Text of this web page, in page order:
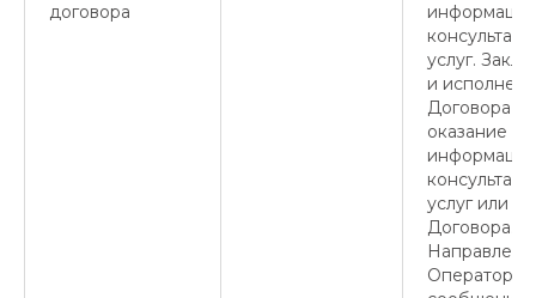
договора
услуг.
и
Договора на
оказание
услуг или
Договора.
Оператором